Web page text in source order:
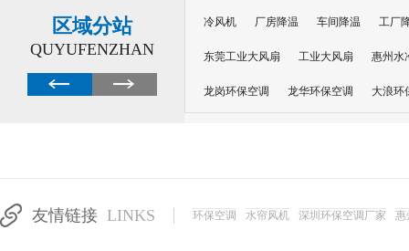
区域分站
QUYUFENZHAN
冷风机 厂房降温 车间降温 工厂
东莞工业大风扇 工业大风扇 惠州水
龙岗环保空调 龙华环保空调 大浪环
友情链接 LINKS 环保空调 水帘风机 深圳环保空调厂家 惠